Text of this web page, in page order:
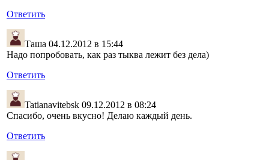
Ответить
Таша 04.12.2012 в 15:44
Надо попробовать, как раз тыква лежит без дела)
Ответить
Tatianavitebsk 09.12.2012 в 08:24
Спасибо, очень вкусно! Делаю каждый день.
Ответить